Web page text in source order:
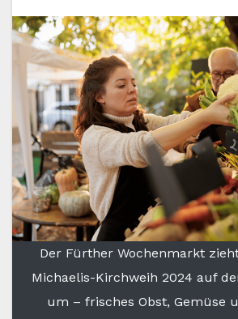
Der Fürther Wochenmarkt
Michaelis-Kirchweih 2024 auf
um – frisches Obst, Gemüse